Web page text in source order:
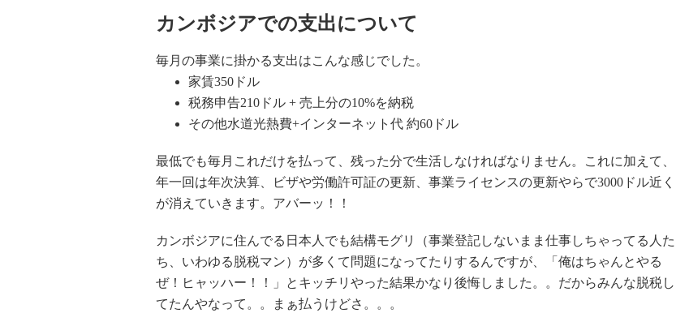
カンボジアでの支出について
毎月の事業に掛かる支出はこんな感じでした。
家賃350ドル
税務申告210ドル + 売上分の10%を納税
その他水道光熱費+インターネット代 約60ドル
最低でも毎月これだけを払って、残った分で生活しなければなりません。これに加えて、
年一回は年次決算、ビザや労働許可証の更新、事業ライセンスの更新やらで3000ドル近く
が消えていきます。アバーッ！！
カンボジアに住んでる日本人でも結構モグリ（事業登記しないまま仕事しちゃってる人た
ち、いわゆる脱税マン）が多くて問題になってたりするんですが、「俺はちゃんとやる
ぜ！ヒャッハー！！」とキッチリやった結果かなり後悔しました。。だからみんな脱税し
てたんやなって。。まぁ払うけどさ。。。